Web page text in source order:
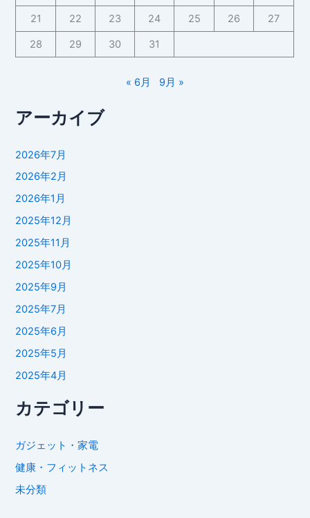
21 22 23 24 25 26 27
28 29 30 31
« 6月 9月 »
アーカイブ
2026年7月
2026年2月
2026年1月
2025年12月
2025年11月
2025年10月
2025年9月
2025年7月
2025年6月
2025年5月
2025年4月
カテゴリー
ガジェット・家電
健康・フィットネス
未分類